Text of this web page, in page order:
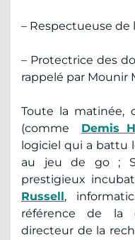
– Respectueuse de
– Protectrice des
rappelé par Mounir
Toute la matinée,
(comme Demis
logiciel qui a battu
au jeu de go ;
prestigieux
Russell,
référence de la
directeur de la